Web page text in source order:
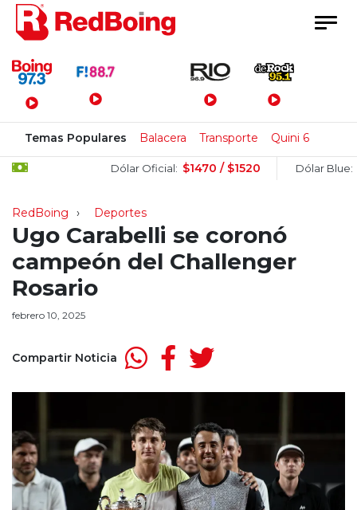
Menú Principal
Temas Populares Balacera Transporte Quini 6
Dólar Oficial: $1470 / $1520 Dólar Blue: $1520
RedBoing Deportes
Ugo Carabelli se coronó
campeón del Challenger
Rosario
febrero 10, 2025
Compartir Noticia